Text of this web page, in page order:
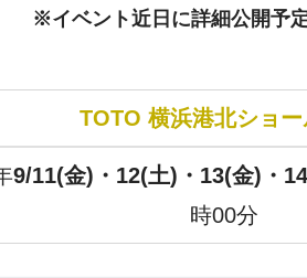
※イベント近日に詳細公開予
TOTO 横浜港北ショー
9/11(金)・12(土)・13(金)・
時00分